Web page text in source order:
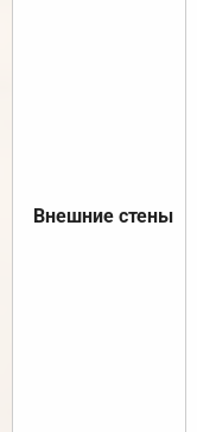
Внешние стены